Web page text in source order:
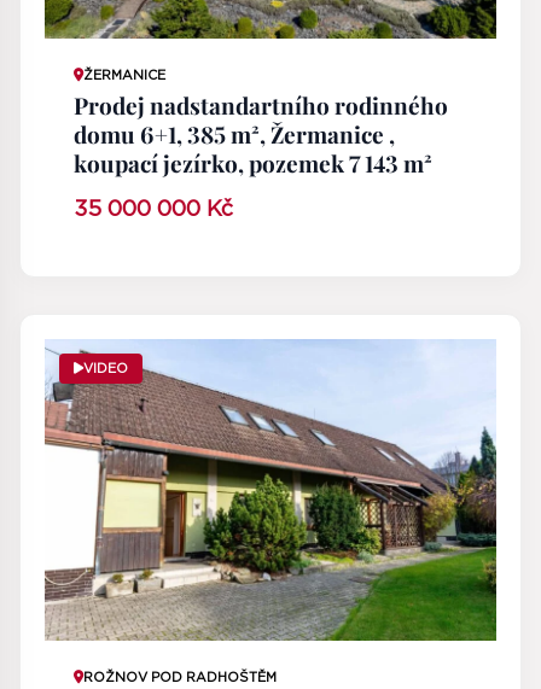
ŽERMANICE
Prodej nadstandartního rodinného
domu 6+1, 385 m², Žermanice ,
koupací jezírko, pozemek 7 143 m²
35 000 000 Kč
VIDEO
ROŽNOV POD RADHOŠTĚM